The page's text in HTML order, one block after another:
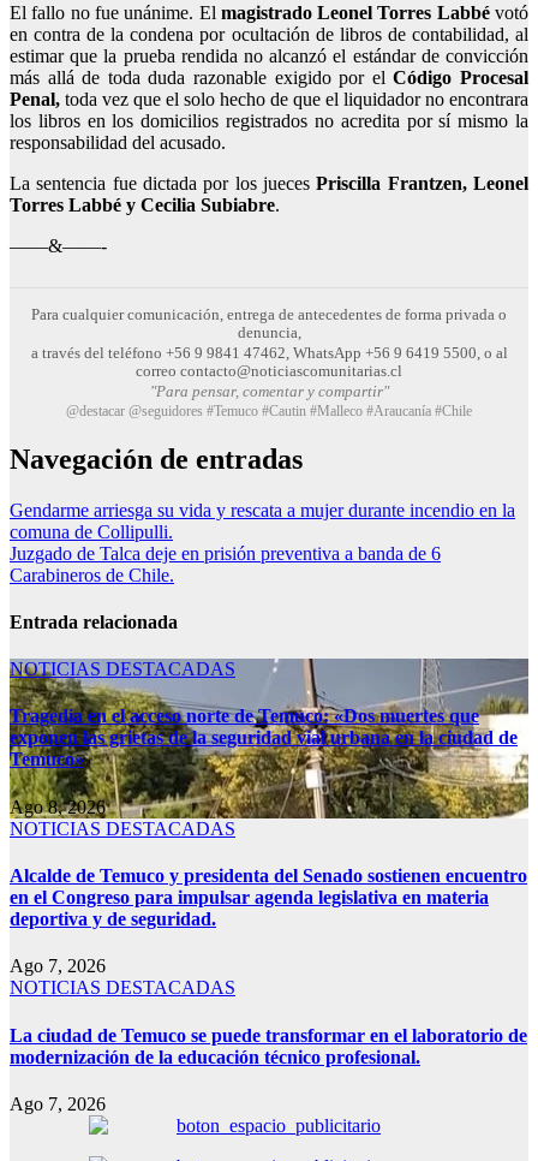
El fallo no fue unánime. El magistrado Leonel Torres Labbévotó
en contra de la condena por ocultación de libros de contabilidad, al
estimar que la prueba rendida no alcanzó el estándar de convicción
más allá de toda duda razonable exigido por elCódigo Procesal
Penal, toda vez que el solo hecho de que el liquidador no encontrara
los libros en los domicilios registrados no acredita por sí mismo la
responsabilidad del acusado.
La sentencia fue dictada por los juecesPriscilla Frantzen, Leonel
Torres Labbé y Cecilia Subiabre.
——&——-
Para cualquier comunicación, entrega de antecedentes de forma privada o
denuncia,
a través del teléfono +56 9 9841 47462, WhatsApp +56 9 6419 5500, o al
correo contacto@noticiascomunitarias.cl
"Para pensar, comentar y compartir"
@destacar @seguidores #Temuco #Cautin #Malleco #Araucanía #Chile
Navegación de entradas
Gendarme arriesga su vida y rescata a mujer durante incendio en la
comuna de Collipulli.
Juzgado de Talca deje en prisión preventiva a banda de 6
Carabineros de Chile.
Entrada relacionada
NOTICIAS DESTACADAS
Tragedia en el acceso norte de Temuco: «Dos muertes que
exponen las grietas de la seguridad vial urbana en la ciudad de
Temuco»
Ago 8, 2026
NOTICIAS DESTACADAS
Alcalde de Temuco y presidenta del Senado sostienen encuentro
en el Congreso para impulsar agenda legislativa en materia
deportiva y de seguridad.
Ago 7, 2026
NOTICIAS DESTACADAS
La ciudad de Temuco se puede transformar en el laboratorio de
modernización de la educación técnico profesional.
Ago 7, 2026